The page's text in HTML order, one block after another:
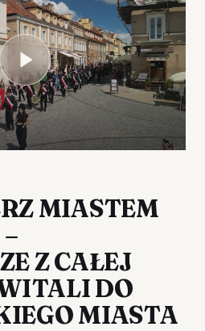
MIASTEM
Z CAŁEJ
DO
MIASTA